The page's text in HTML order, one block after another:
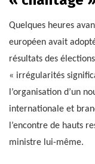
Quelques heures
européen avait
résultats des
« irrégularités
l’organisation d’un
internationale et
l’encontre de hauts
ministre lui-même.